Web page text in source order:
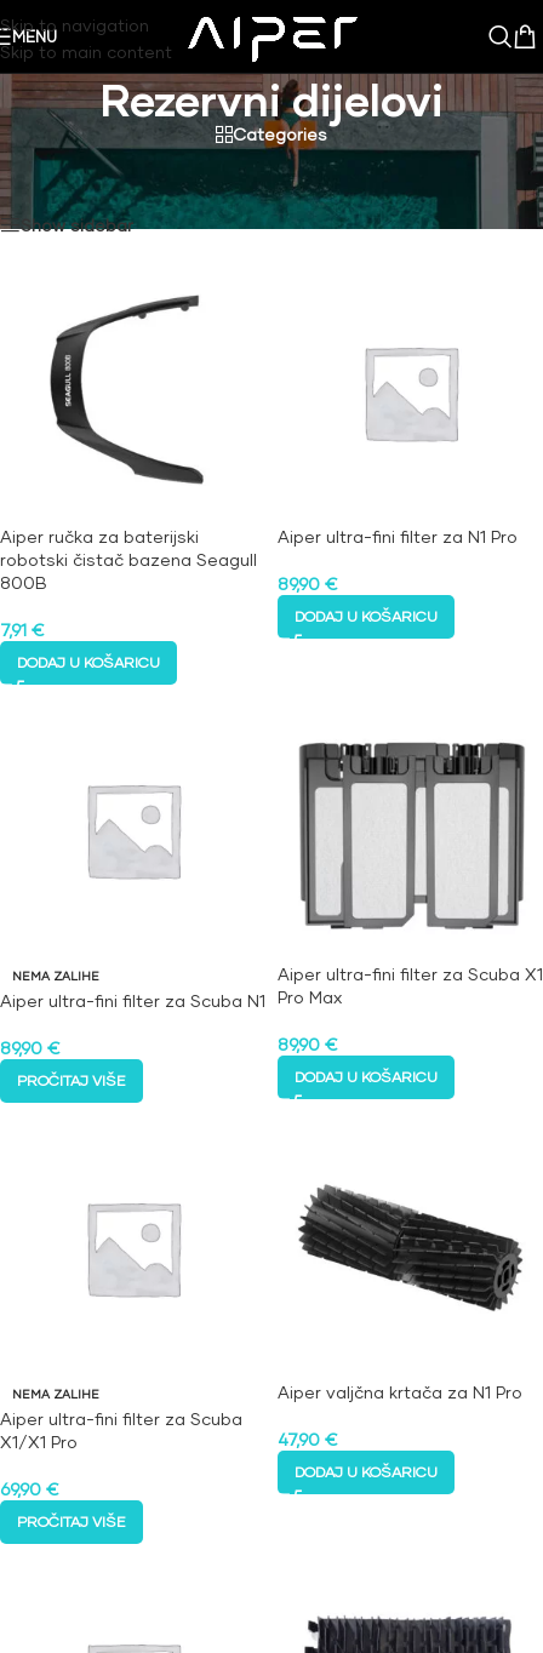
Skip to navigation
Skip to main content
MENU
Rezervni dijelovi
Categories
Aiper/Rezervni dijelovi/Stranica 2
Prikazujemo 13–20 od 20 rezultata
Show sidebar
Aiper ručka za baterijski
robotski čistač bazena Seagull
800B
7,91 €
DODAJ U KOŠARICU
Aiper ultra-fini filter za N1 Pro
89,90 €
DODAJ U KOŠARICU
NEMA ZALIHE
Aiper ultra-fini filter za Scuba N1
89,90 €
PROČITAJ VIŠE
Aiper ultra-fini filter za Scuba X1
Pro Max
89,90 €
DODAJ U KOŠARICU
NEMA ZALIHE
Aiper ultra-fini filter za Scuba
X1/X1 Pro
69,90 €
PROČITAJ VIŠE
Aiper valjčna krtača za N1 Pro
47,90 €
DODAJ U KOŠARICU